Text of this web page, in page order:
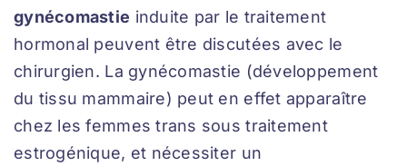
gynécomastie induite par le traitement
hormonal peuvent être discutées avec le
chirurgien. La gynécomastie (développement
du tissu mammaire) peut en effet apparaître
chez les femmes trans sous traitement
estrogénique, et nécessiter un